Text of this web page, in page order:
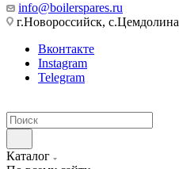
info@boilerspares.ru
г.Новороссийск,
Вконтакте
Instagram
Telegram
Каталог